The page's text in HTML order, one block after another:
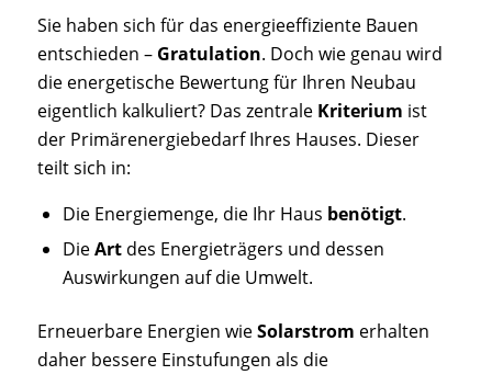
Sie haben sich für das energieeffiziente Bauen
entschieden – Gratulation. Doch wie genau wird
die energetische Bewertung für Ihren Neubau
eigentlich kalkuliert? Das zentrale Kriterium ist
der Primärenergiebedarf Ihres Hauses. Dieser
teilt sich in:
Die Energiemenge, die Ihr Haus benötigt.
DieArtdes Energieträgers und dessen
Auswirkungen auf die Umwelt.
Erneuerbare Energien wieSolarstrom erhalten
daher bessere Einstufungen als die